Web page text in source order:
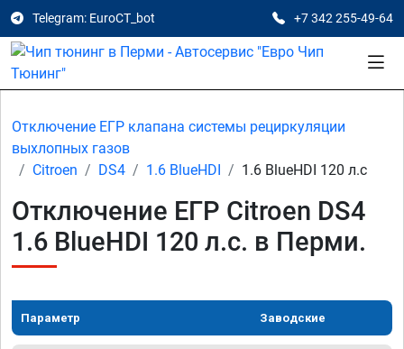
Telegram: EuroCT_bot +7 342 255-49-64
Отключение ЕГР клапана системы рециркуляции
выхлопных газов
Citroen
DS4 1.6 BlueHDI 1.6 BlueHDI 120 л.с
Отключение ЕГР Citroen DS4
1.6 BlueHDI 120 л.с. в Перми.
Параметр Заводские